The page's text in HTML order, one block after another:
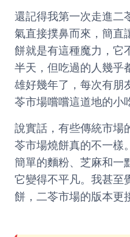
還記得我第一次走進二
氣直接撲鼻而來，簡直
餅就是有這種魔力，它
半天，但吃過的人幾乎
雄好幾年了，每次有朋
苓市場嚐嚐這道地的小
說實話，有些傳統市場
苓市場燒餅真的不一樣
簡單的麵粉、芝麻和一
它變得不平凡。我甚至
餅，二苓市場的版本更